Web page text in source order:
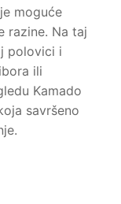
moguće
razine. Na taj
polovici i
ili
Kamado
savršeno